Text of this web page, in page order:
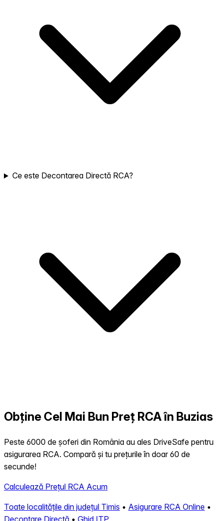
Ce este Decontarea Directă RCA?
Obține Cel Mai Bun Preț RCA în Buzias
Peste 6000 de șoferi din România au ales DriveSafe pentru
asigurarea RCA. Compară și tu prețurile în doar 60 de
secunde!
Calculează Prețul RCA Acum
Toate localitățile din județul Timis • Asigurare RCA Online •